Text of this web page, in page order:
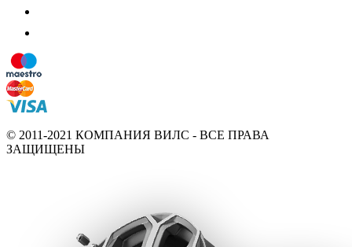
© 2011-2021 КОМПАНИЯ ВИЛС - ВСЕ ПРАВА
ЗАЩИЩЕНЫ